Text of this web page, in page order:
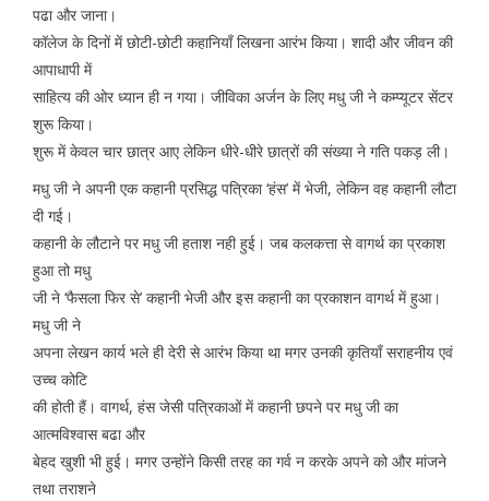
पढा और जाना।
कॉलेज के दिनों में छोटी-छोटी कहानियाँ लिखना आरंभ किया। शादी और जीवन की
आपाधापी में
साहित्य की ओर ध्यान ही न गया। जीविका अर्जन के लिए मधु जी ने कम्प्यूटर सेंटर
शुरू किया।
शुरू में केवल चार छात्र आए लेकिन धीरे-धीरे छात्रों की संख्या ने गति पकड़ ली।
मधु जी ने अपनी एक कहानी प्रसिद्ध पत्रिका ‘हंस’ में भेजी, लेकिन वह कहानी लौटा
दी गई।
कहानी के लौटाने पर मधु जी हताश नही हुई। जब कलकत्ता से वागर्थ का प्रकाश
हुआ तो मधु
जी ने ‘फैसला फिर से’ कहानी भेजी और इस कहानी का प्रकाशन वागर्थ में हुआ।
मधु जी ने
अपना लेखन कार्य भले ही देरी से आरंभ किया था मगर उनकी कृतियाँ सराहनीय एवं
उच्च कोटि
की होती हैं। वागर्थ, हंस जेसी पत्रिकाओं में कहानी छपने पर मधु जी का
आत्मविश्वास बढा और
बेहद खुशी भी हुई। मगर उन्होंने किसी तरह का गर्व न करके अपने को और मांजने
तथा तराशने